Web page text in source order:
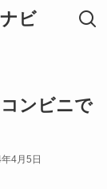
ビ
ンビニで
4月5日